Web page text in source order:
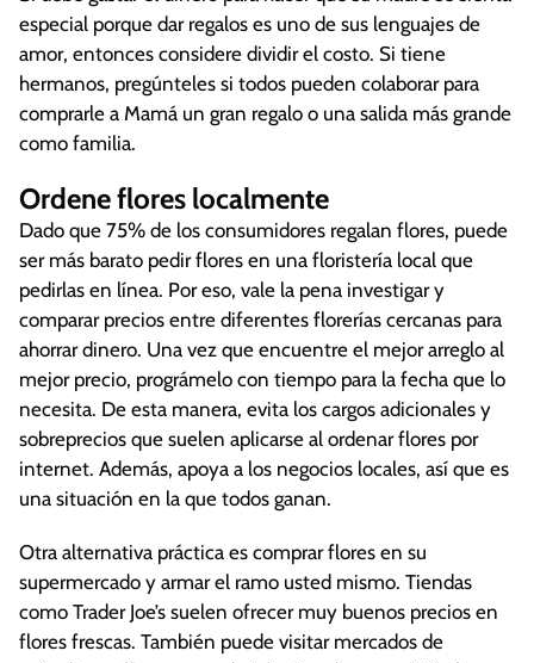
especial porque dar regalos es uno de sus lenguajes de
amor, entonces considere dividir el costo. Si tiene
hermanos, pregúnteles si todos pueden colaborar para
comprarle a Mamá un gran regalo o una salida más grande
como familia.
Ordene flores localmente
Dado que 75% de los consumidores regalan flores, puede
ser más barato pedir flores en una floristería local que
pedirlas en línea. Por eso, vale la pena investigar y
comparar precios entre diferentes florerías cercanas para
ahorrar dinero. Una vez que encuentre el mejor arreglo al
mejor precio, prográmelo con tiempo para la fecha que lo
necesita. De esta manera, evita los cargos adicionales y
sobreprecios que suelen aplicarse al ordenar flores por
internet. Además, apoya a los negocios locales, así que es
una situación en la que todos ganan.
Otra alternativa práctica es comprar flores en su
supermercado y armar el ramo usted mismo. Tiendas
como Trader Joe’s suelen ofrecer muy buenos precios en
flores frescas. También puede visitar mercados de